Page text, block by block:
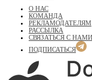
О НАС
КОМАНДА
РЕКЛАМОДАТЕЛЯМ
РАССЫЛКА
СВЯЗАТЬСЯ С НАМИ
ПОДПИСАТЬСЯ